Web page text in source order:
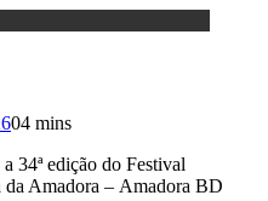
04 mins
34ª edição do Festival
da Amadora – Amadora BD